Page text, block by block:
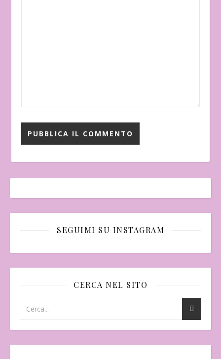
SEGUIMI SU INSTAGRAM
CERCA NEL SITO